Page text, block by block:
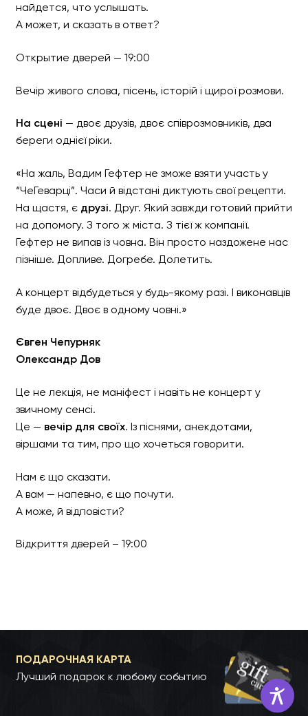
найдется, что услышать.
А может, и сказать в ответ?
Открытие дверей — 19:00
Вечір живого слова, пісень, історій і щирої розмови.
На сцені — двоє друзів, двоє співрозмовників, два
береги однієї ріки.
«На жаль, Вадим Гефтер не зможе взяти участь у
“ЧеГеварці”. Часи й відстані диктують свої рецепти.
На щастя, є друзі. Друг. Який завжди готовий прийти
на допомогу. З того ж міста. З тієї ж компанії.
Гефтер не випав із човна. Він просто наздожене нас
пізніше. Допливе. Догребе. Долетить.
А концерт відбудеться у будь-якому разі. І виконавців
буде двоє. Двоє в одному човні.»
Євген Чепурняк
Олександр Дов
Це не лекція, не маніфест і навіть не концерт у
звичному сенсі.
Це — вечір для своїх. Із піснями, анекдотами,
віршами та тим, про що хочеться говорити.
Нам є що сказати.
А вам — напевно, є що почути.
А може, й відповісти?
Відкриття дверей – 19:00
ПОДАРОЧНАЯ КАРТА
Лучший подарок к любому событию